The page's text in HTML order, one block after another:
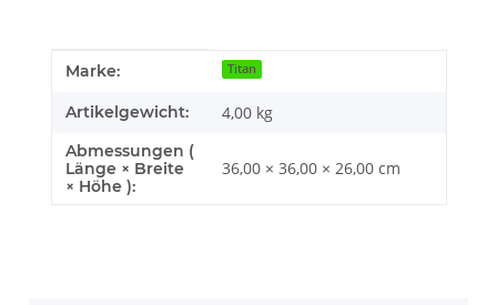
Produkteigenschaft
Wert
Marke: Titan
Artikelgewicht: 4,00 kg
Abmessungen (
Länge × Breite
× Höhe ):
36,00 × 36,00 × 26,00 cm